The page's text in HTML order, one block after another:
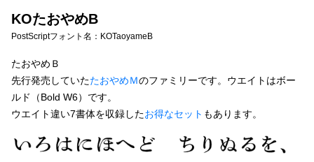
カート
マイページ
お気に入り
ご利用ガイド
宋朝体
草書体 勘亭流
江戸文字 デザイン毛筆
すべてを表示
KOたおやめB
PostScriptフォント名： KOTaoyameB
たおやめＢ
先行発売していたたおやめＭのファミリーです。ウエイトはボー
ルド（Bold W6）です。
ウエイト違い7書体を収録したお得なセット もあります。